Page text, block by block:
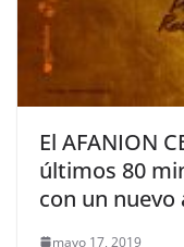
El AFANION
últimos 80
con un nuevo
mayo 17, 2019